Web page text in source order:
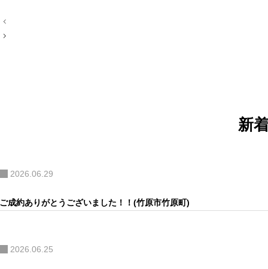
投
稿
新
2026.06.29
ご成約ありがとうございました！！(竹原市竹原町)
2026.06.25